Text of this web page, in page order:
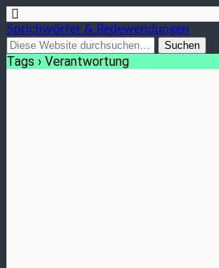
Sprichwörter & Redewendungen
Tags › Verantwortung